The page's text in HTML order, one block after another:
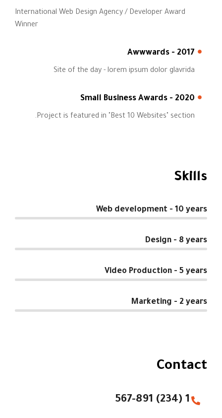
International Web Design Agency / Developer Award
Winner
2017 - Awwwards
Site of the day - lorem ipsum dolor glavrida
2020 - Small Business Awards
Project is featured in "Best 10 Websites" section.
Skills
Web development - 10 years
Design - 8 years
Video Production - 5 years
Marketing - 2 years
Contact
1 (234) 567-891